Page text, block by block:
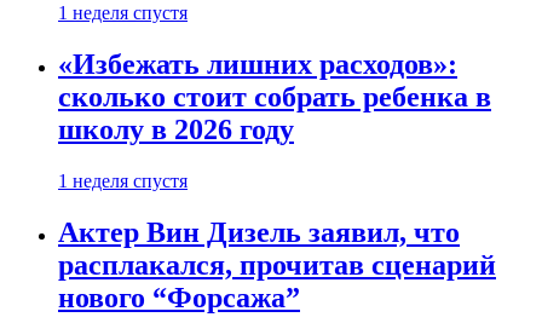
1 неделя спустя
«Избежать лишних расходов»:
сколько стоит собрать ребенка в
школу в 2026 году
1 неделя спустя
Актер Вин Дизель заявил, что
расплакался, прочитав сценарий
нового “Форсажа”